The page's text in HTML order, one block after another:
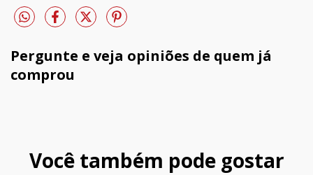
Pergunte e veja opiniões de quem já
comprou
Você também pode gostar